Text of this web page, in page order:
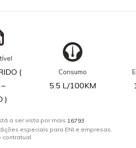
(
)
Consumo
5.5 L/100KM
a ser vista por mais:16793
especiais para ENI e empresas.
contratual